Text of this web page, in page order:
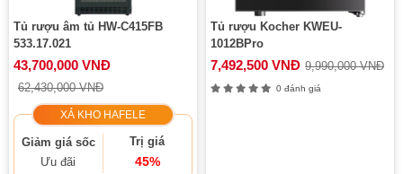
Tủ rượu âm tủ HW-C415FB
533.17.021
43,700,000 VNĐ
62,430,000 VNĐ
XẢ KHO HAFELE
Giảm giá sốc
Ưu đãi
Trị giá
45%
Tủ rượu Kocher KWEU-
1012BPro
7,492,500 VNĐ 9,990,000 VNĐ
0 đánh giá